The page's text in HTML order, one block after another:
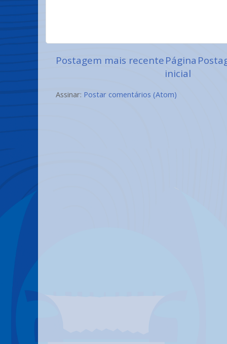
Postagem mais recentePágina
inicial
Assinar: Postar comentários (Atom)